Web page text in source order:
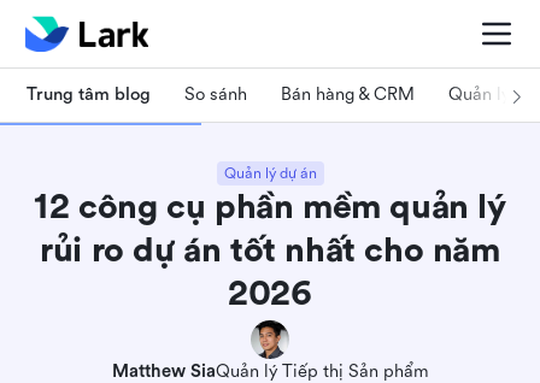
Trung tâm blog So sánh Bán hàng & CRM Quản lý dự
Quản lý dự án
12 công cụ phần mềm quản lý
rủi ro dự án tốt nhất cho năm
2026
Matthew SiaQuản lý Tiếp thị Sản phẩm